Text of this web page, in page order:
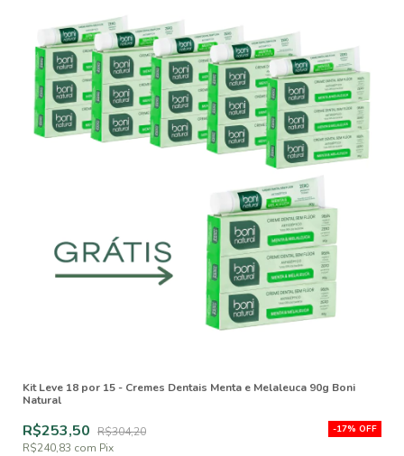
Kit Leve 18 por 15 - Cremes Dentais Menta e Melaleuca 90g Boni
Natural
-17% OFF
R$253,50 R$304,20
R$240,83 com Pix